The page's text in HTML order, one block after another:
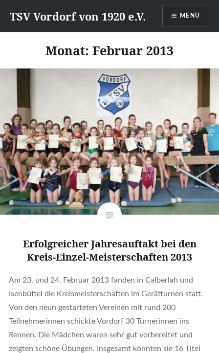
zumTSV Vordorf von 1920 e.V. MENÜ
Monat: Februar 2013
Erfolgreicher Jahresauftakt bei den
Kreis-Einzel-Meisterschaften 2013
Am 23. und 24. Februar 2013 fanden in Calberlah und
Isenbüttel die Kreismeisterschaften im Gerätturnen statt.
Von den neun gestarteten Vereinen mit rund 200
Teilnehmerinnen schickte Vordorf 30 Turnerinnen ins
Rennen. Die Mädchen waren sehr gut vorbereitet und
zeigten schöne Übungen. Insgesamt konnten sie 16 Titel